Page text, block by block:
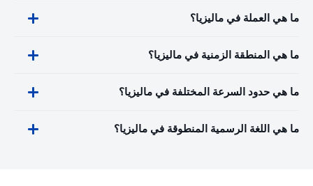
ما هي العملة في ماليزيا؟
ما هي المنطقة الزمنية في ماليزيا؟
ما هي حدود السرعة المختلفة في ماليزيا؟
ما هي اللغة الرسمية المنطوقة في ماليزيا؟